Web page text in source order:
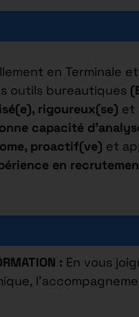
en Terminale
outils bureautiques
rigoureux(se) et
capacité
proactif(ve) et
en
: En vous